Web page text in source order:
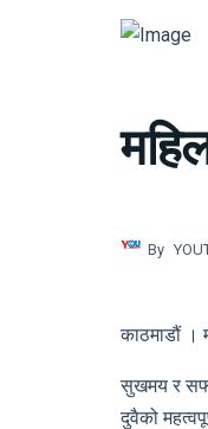
By
काठमाडौं ।
सुखमय र सफल
दुवैको